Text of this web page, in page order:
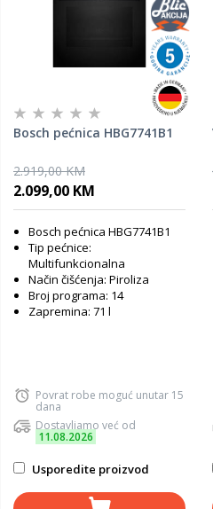
Bosch pećnica HBG7741B1
2.919,00 KM
2.099,00 KM
Bosch pećnica HBG7741B1
Tip pećnice:
Multifunkcionalna
Način čišćenja: Piroliza
Broj programa: 14
Zapremina: 71 l
Povrat robe moguć unutar 15
dana
Dostavljamo već od
11.08.2026
Usporedite proizvod